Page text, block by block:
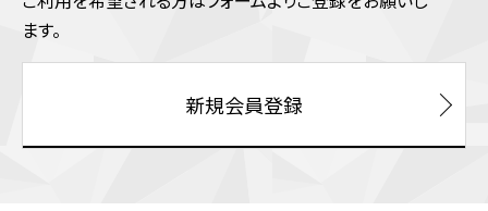
ます。
新規会員登録